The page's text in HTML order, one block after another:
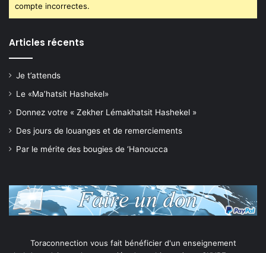
compte incorrectes.
Articles récents
Je t’attends
Le «Ma’hatsit Hashekel»
Donnez votre « Zekher Lémakhatsit Hashekel »
Des jours de louanges et de remerciements
Par le mérite des bougies de ‘Hanoucca
Toraconnection vous fait bénéficier d'un enseignement